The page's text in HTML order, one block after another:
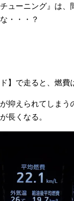
ューニング』は、
・・・？
】で走ると、燃費
抑えられてしまう
長くなる。